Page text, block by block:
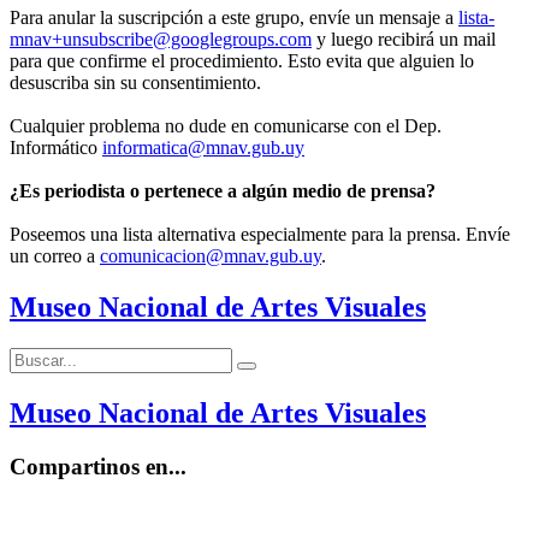
Para anular la suscripción a este grupo, envíe un mensaje a lista-
mnav+unsubscribe@googlegroups.com y luego recibirá un mail
para que confirme el procedimiento. Esto evita que alguien lo
desuscriba sin su consentimiento.
Cualquier problema no dude en comunicarse con el Dep.
Informático informatica@mnav.gub.uy
¿Es periodista o pertenece a algún medio de prensa?
Poseemos una lista alternativa especialmente para la prensa. Envíe
un correo a comunicacion@mnav.gub.uy.
Museo Nacional de Artes Visuales
Buscar:
Buscar
Museo Nacional de Artes Visuales
Compartinos en...